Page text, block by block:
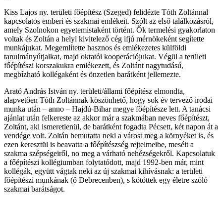
Kiss Lajos ny. területi főépítész (Szeged) felidézte Tóth Zoltánnal
kapcsolatos emberi és szakmai emlékeit. Szólt az első találkozásról,
amely Szolnokon egyetemistaként történt. Ők termelési gyakorlaton
voltak és Zoltán a helyi kivitelező cég ifjú mérnökeként segítette
munkájukat. Megemlítette hasznos és emlékezetes külföldi
tanulmányútjaikat, majd oktatói kooperációjukat. Végül a területi
főépítészi korszakukra emlékezett, és Zoltánt nagytudású,
megbízható kollégaként és önzetlen barátként jellemezte.
Arató András István ny. területi/állami főépítész elmondta,
alapvetően Tóth Zoltánnak köszönhető, hogy sok év tervező irodai
munka után – anno – Hajdú-Bihar megye főépítésze lett. A tanácsi
ajánlat után felkereste az akkor már a szakmában neves főépítészt,
Zoltánt, aki ismeretlenül, de barátként fogadta Pécsett, két napon át a
vendége volt. Zoltán bemutatta neki a várost meg a környéket is, és
ezen keresztül is beavatta a főépítészség rejtelmeibe, mesélt a
szakma szépségeiről, no meg a várható nehézségekről. Kapcsolatuk
a főépítészi kollégiumban folytatódott, majd 1992-ben már, mint
kollégák, együtt vágtak neki az új szakmai kihívásnak: a területi
főépítészi munkának (ő Debrecenben), s kötöttek egy életre szóló
szakmai barátságot.